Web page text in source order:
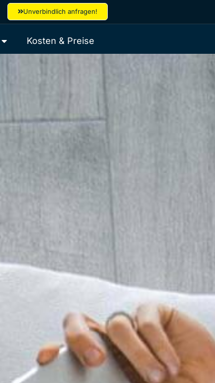
Unverbindlich anfragen!
Kosten & Preise